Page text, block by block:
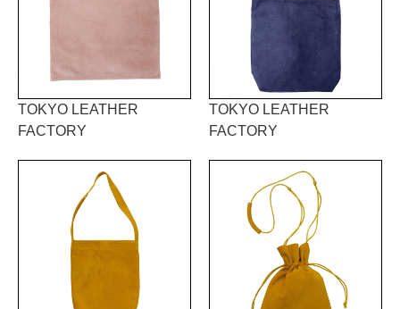
TOKYO LEATHER
FACTORY
TOKYO LEATHER
FACTORY